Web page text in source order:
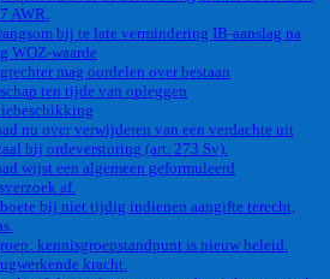
AWR.
bij te late vermindering IB-aanslag na
WOZ-waarde
mag oordelen over bestaan
ten tijde van opleggen
nu over verwijderen van een verdachte uit
bij ordeverstoring (art. 273 Sv).
wijst een algemeen geformuleerd
af.
bij niet tijdig indienen aangifte terecht,
kennisgroepstandpunt is nieuw beleid.
kracht.